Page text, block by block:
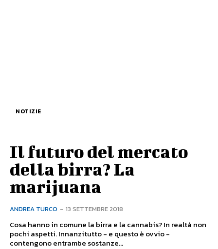
NOTIZIE
Il futuro del mercato
della birra? La
marijuana
ANDREA TURCO - 13 SETTEMBRE 2018
Cosa hanno in comune la birra e la cannabis? In realtà non
pochi aspetti. Innanzitutto - e questo è ovvio -
contengono entrambe sostanze...